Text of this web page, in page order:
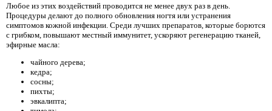
Любое из этих воздействий проводится не менее двух раз в день.
Процедуры делают до полного обновления ногтя или устранения
симптомов кожной инфекции. Среди лучших препаратов, которые борются
с грибком, повышают местный иммунитет, ускоряют регенерацию тканей,
эфирные масла:
чайного дерева;
кедра;
сосны;
пихты;
эвкалипта;